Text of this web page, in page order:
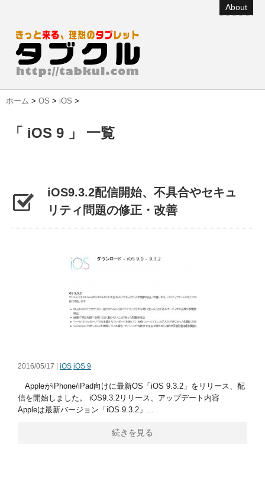
About
ホーム > OS > iOS >
「 iOS 9 」 一覧
iOS9.3.2配信開始、不具合やセキュ
リティ問題の修正・改善
2016/05/17 | iOS iOS 9
AppleがiPhone/iPad向けに最新OS「iOS 9.3.2」をリリース、配
信を開始しました。 iOS9.3.2リリース、アップデート内容
Appleは最新バージョン「iOS 9.3.2」...
続きを見る